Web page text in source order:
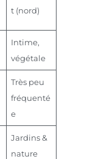
t (nord)
Intime,
végétale
Très peu
fréquenté
e
Jardins &
nature